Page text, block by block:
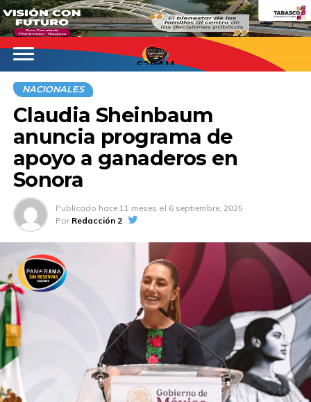
620AM
NACIONALES
Claudia Sheinbaum
anuncia programa de
apoyo a ganaderos en
Sonora
Publicado hace 11 meses el 6 septiembre, 2025
Por Redacción 2